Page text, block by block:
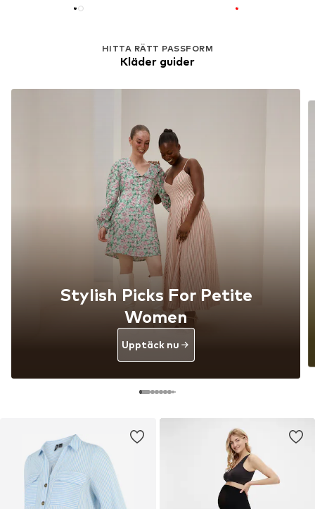
HITTA RÄTT PASSFORM
Kläder guider
Stylish Picks For Petite
Women
Upptäck nu